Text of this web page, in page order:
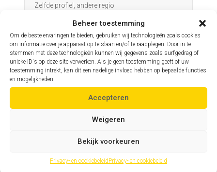
Beheer toestemming
Om de beste ervaringen te bieden, gebruiken wij technologieën zoals cookies
om informatie over je apparaat op te slaan en/of te raadplegen. Door in te
stemmen met deze technologieën kunnen wij gegevens zoals surfgedrag of
unieke ID's op deze site verwerken. Als je geen toestemming geeft of uw
toestemming intrekt, kan dit een nadelige invloed hebben op bepaalde functies
en mogelijkheden.
Accepteren
Weigeren
Bekijk voorkeuren
Privacy- en cookiebeleidPrivacy- en cookiebeleid
Zelfde profiel, andere regio
Zelfde profiel, andere regio
Assistent hoofdingenieur
Itegem
Andere profielen in deze regio